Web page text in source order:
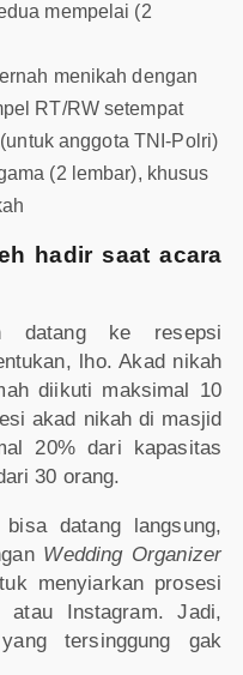
mempelai (2
menikah dengan
RT/RW setempat
anggota TNI-Polri)
(2 lembar), khusus
hadir saat acara
datang ke resepsi
lho. Akad nikah
diikuti maksimal 10
akad nikah di masjid
20% dari kapasitas
30 orang.
datang langsung,
Wedding Organizer
menyiarkan prosesi
atau Instagram. Jadi,
tersinggung gak